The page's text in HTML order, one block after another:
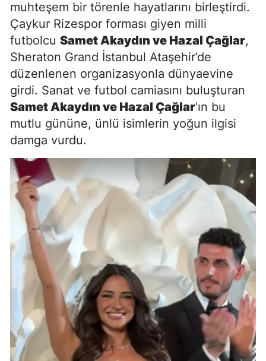
muhteşem bir törenle hayatlarını birleştirdi.
Çaykur Rizespor forması giyen milli
futbolcu Samet Akaydın ve Hazal Çağlar,
Sheraton Grand İstanbul Ataşehir’de
düzenlenen organizasyonla dünyaevine
girdi. Sanat ve futbol camiasını buluşturan
Samet Akaydın ve Hazal Çağlar'ın bu
mutlu gününe, ünlü isimlerin yoğun ilgisi
damga vurdu.